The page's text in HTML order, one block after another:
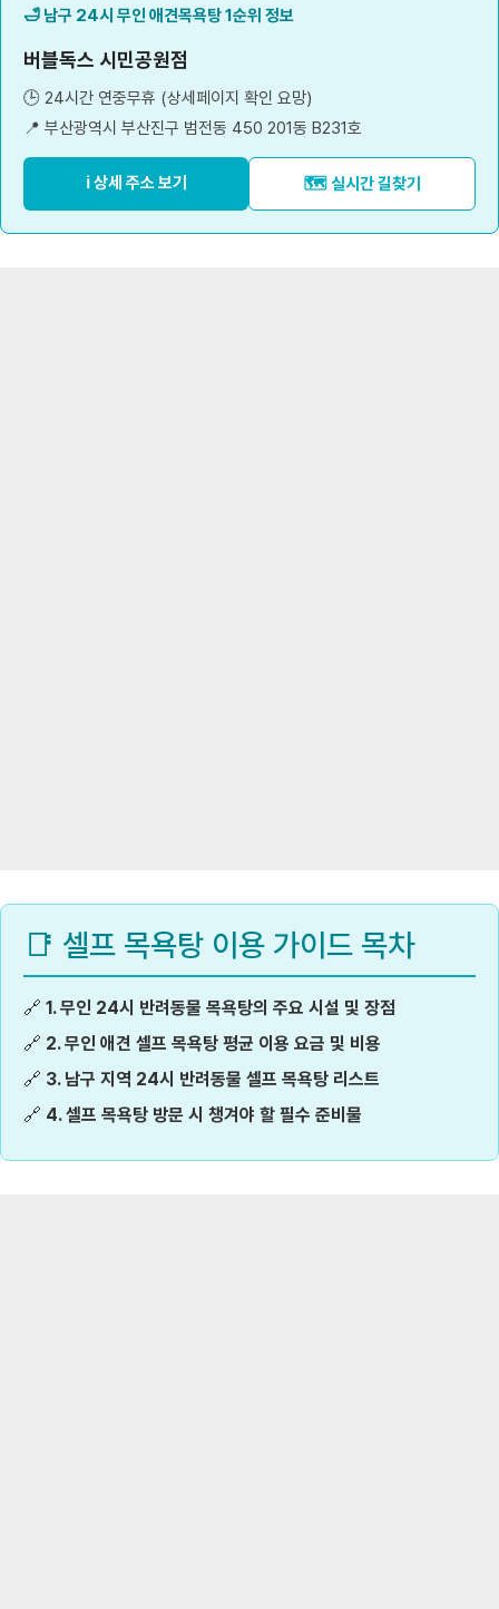
🛁 남구 24시 무인 애견목욕탕 1순위 정보
버블독스 시민공원점
🕒 24시간 연중무휴 (상세페이지 확인 요망)
📍 부산광역시 부산진구 범전동 450 201동 B231호
ℹ️ 상세 주소 보기 🗺️ 실시간 길찾기
📑 셀프 목욕탕 이용 가이드 목차
🔗 1. 무인 24시 반려동물 목욕탕의 주요 시설 및 장점
🔗 2. 무인 애견 셀프 목욕탕 평균 이용 요금 및 비용
🔗 3. 남구 지역 24시 반려동물 셀프 목욕탕 리스트
🔗 4. 셀프 목욕탕 방문 시 챙겨야 할 필수 준비물